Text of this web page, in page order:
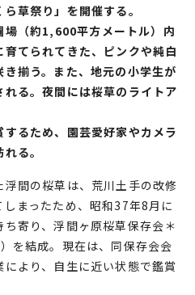
草祭り」を開催する。
場（約1,600平方メートル）内
てられてきた、ピンクや純白
揃う。また、地元の小学生が
る。夜間には桜草のライトア
るため、園芸愛好家やカメラ
る。
間の桜草は、荒川土手の改修
まったため、昭和37年8月に
寄り、浮間ヶ原桜草保存会＊
を結成。現在は、同保存会会
より、自生に近い状態で鑑賞